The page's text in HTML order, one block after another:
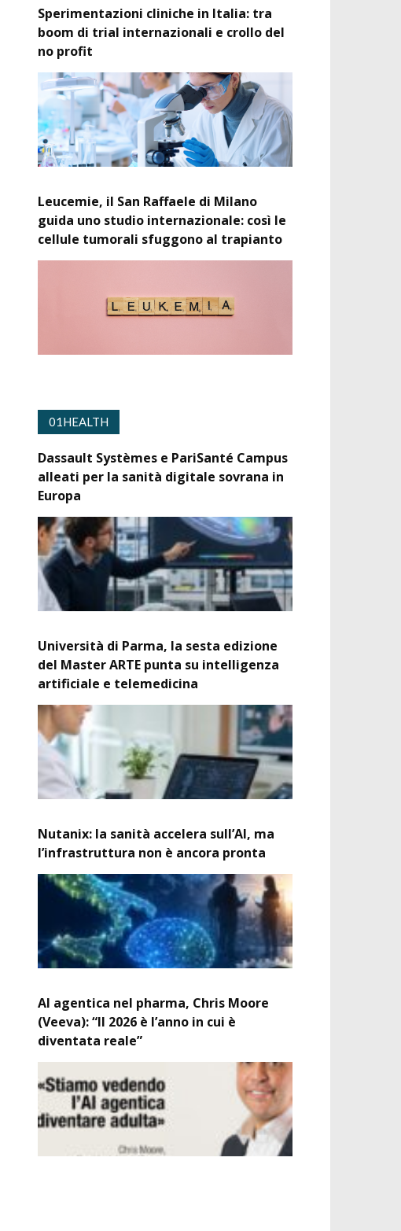
Sperimentazioni cliniche in Italia: tra
boom di trial internazionali e crollo del
no profit
Leucemie, il San Raffaele di Milano
guida uno studio internazionale: così le
cellule tumorali sfuggono al trapianto
01HEALTH
Dassault Systèmes e PariSanté Campus
alleati per la sanità digitale sovrana in
Europa
Università di Parma, la sesta edizione
del Master ARTE punta su intelligenza
artificiale e telemedicina
Nutanix: la sanità accelera sull’AI, ma
l’infrastruttura non è ancora pronta
AI agentica nel pharma, Chris Moore
(Veeva): “Il 2026 è l’anno in cui è
diventata reale”